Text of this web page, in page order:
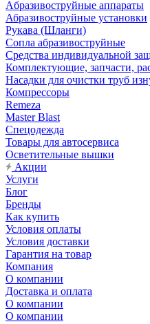
Aбразивоструйные аппараты
Абразивоструйные установки
Рукава (Шланги)
Сопла абразивоструйные
Средства индивидуальной
Комплектующие, запчасти,
Насадки для очистки труб
Компрессоры
Remeza
Master Blast
Спецодежда
Товары для автосервиса
Осветительные вышки
Акции
Услуги
Блог
Бренды
Как купить
Условия оплаты
Условия доставки
Гарантия на товар
Компания
О компании
Доставка и оплата
О компании
О компании